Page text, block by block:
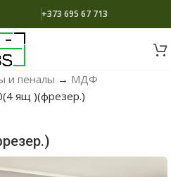
+373 695 67 713
и пеналы → МДФ
ящ )(фрезер.)